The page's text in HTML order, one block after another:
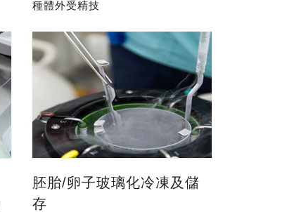
種體外受精技
胚胎/卵子玻璃化冷凍及儲
存